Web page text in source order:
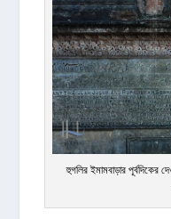
হুগলির ইমামবাড়ার পূর্বদিকের